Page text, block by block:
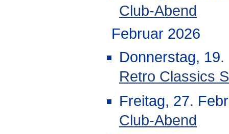
Club-Abend
Februar 2026
Donnerstag,
Retro Classics
Freitag, 27.
Club-Abend